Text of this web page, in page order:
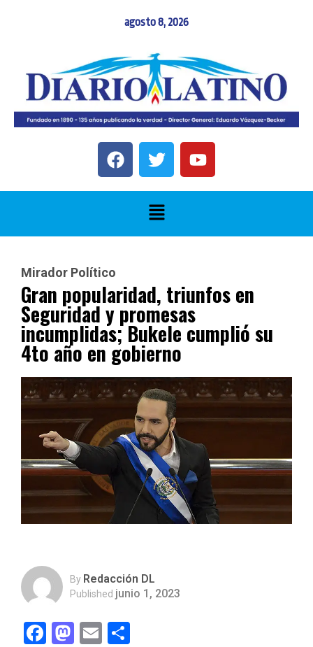
agosto 8, 2026
Mirador Político
Gran popularidad, triunfos en
Seguridad y promesas
incumplidas; Bukele cumplió su
4to año en gobierno
By Redacción DL
Published junio 1, 2023
Facebook
Mastodon
Email